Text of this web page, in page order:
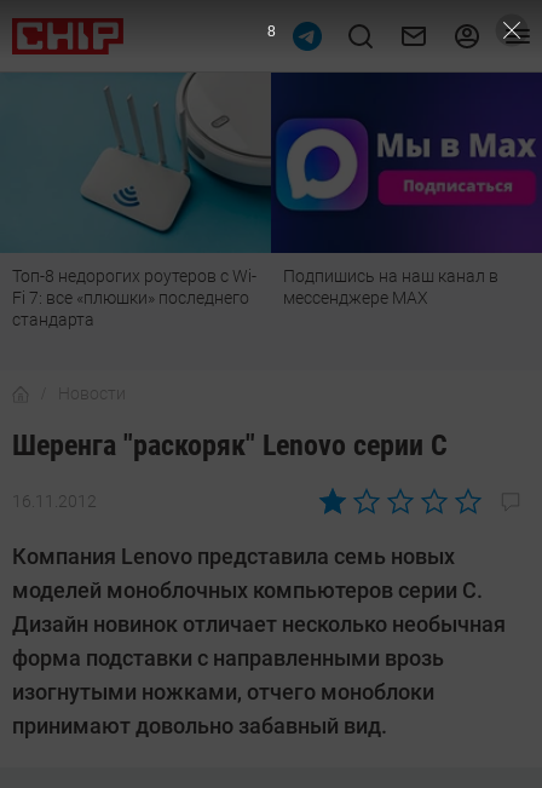
Подпишись на наш канал в
мессенджере МАХ
Рейтинг телевизоров 2026:
лучшие модели для гостиной,
Новости
Шеренга "раскоряк" Lenovo серии C
16.11.2012
Автор:
Компания Lenovo представила семь новых
моделей моноблочных компьютеров серии C.
Дизайн новинок отличает несколько необычная
форма подставки с направленными врозь
изогнутыми ножками, отчего моноблоки
принимают довольно забавный вид.
6